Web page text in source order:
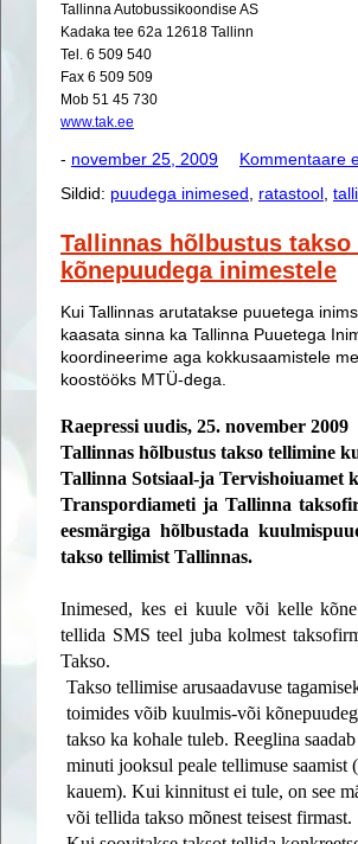
Tallinna Autobussikoondise AS
Kadaka tee 62a 12618 Tallinn
Tel. 6 509 540
Fax 6 509 509
Mob 51 45 730
www.tak.ee
- november 25, 2009
Kommentaare
Sildid: puudega inimesed ratastool
Tallinnas hõlbustus
kõnepuudega inimestele
Kui Tallinnas arutatakse puuetega
kaasata sinna ka Tallinna Puuetega
koordineerime aga kokkusaamistele
koostööks MTÜ-dega.
Raepressi uudis, 25. november 2009
Tallinnas hõlbustus takso tellimine
Tallinna Sotsiaal-ja Tervishoiuamet
Transpordiameti ja Tallinna
eesmärgiga hõlbustada
takso tellimist Tallinnas.
Inimesed, kes ei kuule või kelle
tellida SMS teel juba kolmest
Takso.
Takso tellimise arusaadavuse
toimides võib kuulmis-või
takso ka kohale tuleb. Reeglina
minuti jooksul peale tellimuse saamist
kauem). Kui kinnitust ei tule, on see
või tellida takso mõnest teisest firmast.